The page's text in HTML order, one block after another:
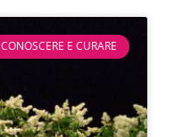
CONOSCERE E CURARE